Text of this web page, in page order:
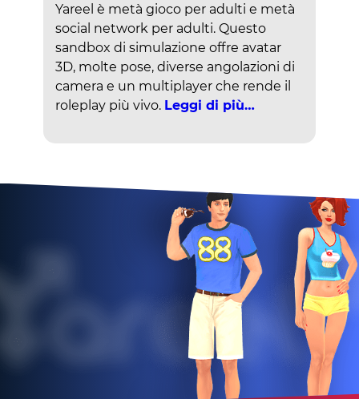
Yareel è metà gioco per adulti e metà
social network per adulti. Questo
sandbox di simulazione offre avatar
3D, molte pose, diverse angolazioni di
camera e un multiplayer che rende il
roleplay più vivo. Leggi di più…